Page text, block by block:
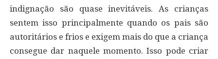
indignação são quase inevitáveis. As crianças
sentem isso principalmente quando os pais são
autoritários e frios e exigem mais do que a criança
consegue dar naquele momento. Isso pode criar